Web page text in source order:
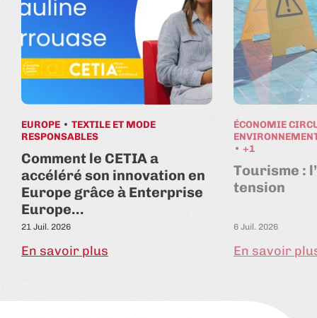
EUROPE
TEXTILE ET MODE
RESPONSABLES
Comment le CETIA a
accéléré son innovation en
Europe grâce à Enterprise
Europe…
21 Juil. 2026
En savoir plus
ÉCONOMIE
+1
Tourisme :
tension
6 Juil. 2026
En savoir